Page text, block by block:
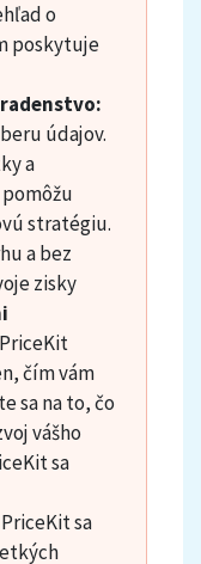
o
poskytuje
údajov.
a
stratégiu.
a bez
zisky
PriceKit
čím vám
sa na to, čo
vášho
sa
PriceKit sa